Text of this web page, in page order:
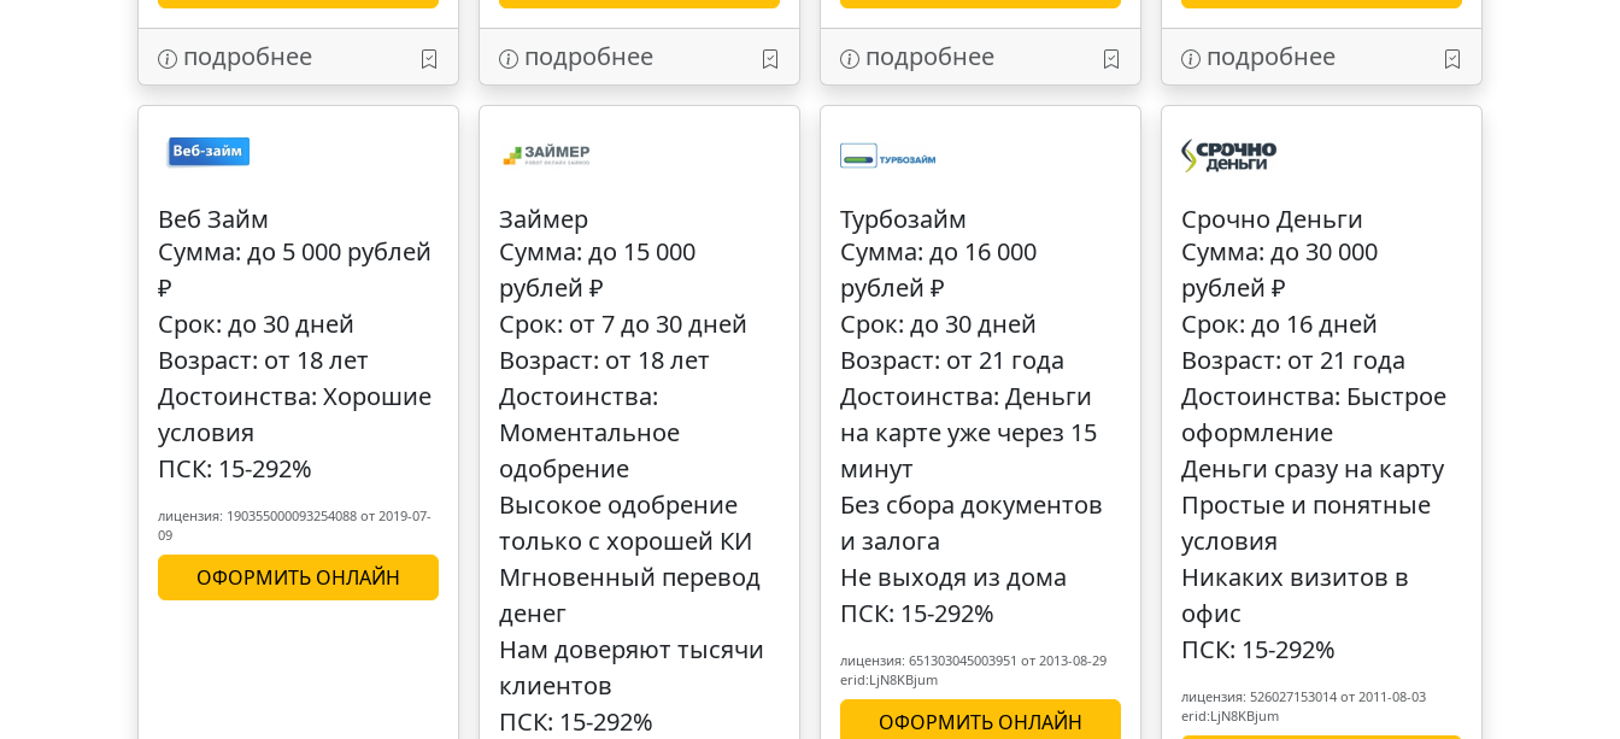
подробнее подробнее подробнее подробнее
Веб Займ
Сумма: до 5 000 рублей
₽
Срок: до 30 дней
Возраст: от 18 лет
Достоинства: Хорошие
условия
ПСК: 15-292%
лицензия: 190355000093254088 от 2019-07-
09
ОФОРМИТЬ ОНЛАЙН
Займер
Сумма: до 15 000
рублей ₽
Срок: от 7 до 30 дней
Возраст: от 18 лет
Достоинства:
Моментальное
одобрение
Высокое одобрение
только с хорошей КИ
Мгновенный перевод
денег
Нам доверяют тысячи
клиентов
ПСК: 15-292%
Турбозайм
Сумма: до 16 000
рублей ₽
Срок: до 30 дней
Возраст: от 21 года
Достоинства: Деньги
на карте уже через 15
минут
Без сбора документов
и залога
Не выходя из дома
ПСК: 15-292%
лицензия: 651303045003951 от 2013-08-29
erid:LjN8KBjum
ОФОРМИТЬ ОНЛАЙН
Срочно Деньги
Сумма: до 30 000
рублей ₽
Срок: до 16 дней
Возраст: от 21 года
Достоинства: Быстрое
оформление
Деньги сразу на карту
Простые и понятные
условия
Никаких визитов в
офис
ПСК: 15-292%
лицензия: 526027153014 от 2011-08-03
erid:LjN8KBjum